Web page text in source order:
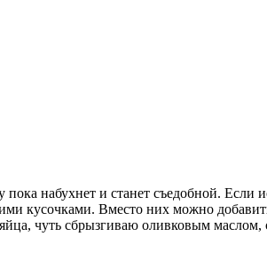
набухнет и станет съедобной. Если
кусочками. Вместо них можно
чуть сбрызгиваю оливковым